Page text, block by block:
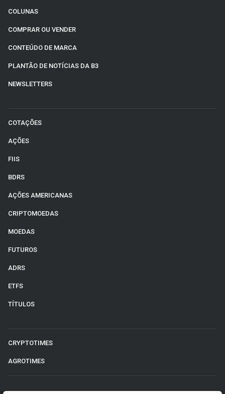
COLUNAS
COMPRAR OU VENDER
CONTEÚDO DE MARCA
PLANTÃO DE NOTÍCIAS DA B3
NEWSLETTERS
COTAÇÕES
AÇÕES
FIIS
BDRS
AÇÕES AMERICANAS
CRIPTOMOEDAS
MOEDAS
FUTUROS
ADRS
ETFS
TÍTULOS
CRYPTOTIMES
AGROTIMES